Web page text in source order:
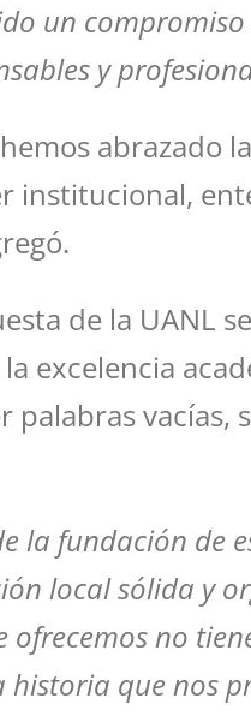
un
y
institucional,
de la UANL
excelencia
palabras
la fundación
local sólida y
ofrecemos no
historia que nos